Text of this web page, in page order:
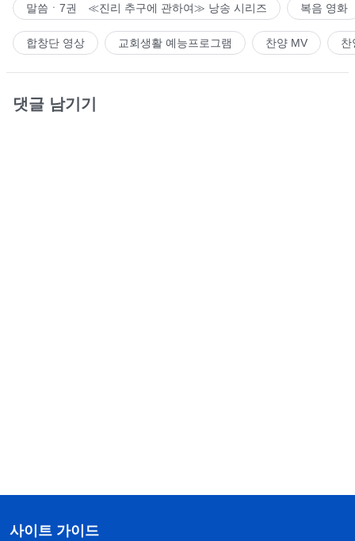
말씀ㆍ7권 ≪진리 추구에 관하여≫ 낭송 시리즈 복음 영화
합창단 영상 교회생활 예능프로그램 찬양 MV 찬
댓글 남기기
사이트 가이드